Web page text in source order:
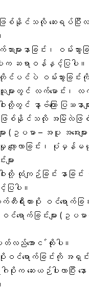
ြစ်နိုင်သလို ဆေးရပ်ပြီးလပေ
ားများနာခြင်း၊ ဝမ်းသွ
ြစ်ပါက ဆရာဝန်နှင့်ပြပါ။
ပင်ပဲ ဝမ်းသွားခြင်
ားတွင် လက်မောင်း၊ လက်ချေ
ါးတို့တွင် နာ့ဗ်ကြော ပြဿန
လ ဲဖြစ်နိုင်သလို အမြဲလဲဖြ
များ (ဥပမာ – အပူ အအေ
လျော့လာခြင်း၊ ပုံမှန်
ျား
ါးတို့ ထုံကျဉ်ခြင်း နာခြင်း
ြပါ။
ရီးယားပိုး ဝင်ရောက်ခြ
ရောက်ခြင်းများ (ဥပမ
တ်လည်အောင ်ထိုးပါ။
းဝင်ရောက်ခြင်းကို အရှင်
ပိုးက ဆေးယဉ်ပါးလာပြီ